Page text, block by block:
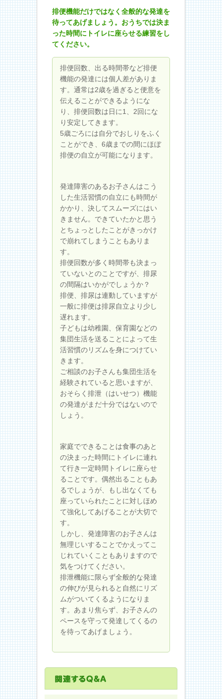
排便機能だけではなく全般的な発達を
待ってあげましょう。おうちでは決ま
った時間にトイレに座らせる練習をし
てください。
排便回数、出る時間帯など排便
機能の発達には個人差がありま
す。通常は2歳を過ぎると便意を
伝えることができるようにな
り、排便回数は日に1、2回にな
り安定してきます。
5歳ごろには自分でおしりをふく
ことができ、6歳までの間にほぼ
排便の自立が可能になります。
発達障害のあるお子さんはこう
した生活習慣の自立にも時間が
かかり、決してスムーズにはい
きません。できていたかと思う
とちょっとしたことがきっかけ
で崩れてしまうこともありま
す。
排便回数が多く時間帯も決まっ
ていないとのことですが、排尿
の間隔はいかがでしょうか？
排便、排尿は連動していますが
一般に排便は排尿自立より少し
遅れます。
子どもは幼稚園、保育園などの
集団生活を送ることによって生
活習慣のリズムを身につけてい
きます。
ご相談のお子さんも集団生活を
経験されていると思いますが、
おそらく排泄（はいせつ）機能
の発達がまだ十分ではないので
しょう。
家庭でできることは食事のあと
の決まった時間にトイレに連れ
て行き一定時間トイレに座らせ
ることです。偶然出ることもあ
るでしょうが、もし出なくても
座っていられたことに対しほめ
て強化してあげることが大切で
す。
しかし、発達障害のお子さんは
無理じいすることでかえってこ
じれていくこともありますので
気をつけてください。
排泄機能に限らず全般的な発達
の伸びが見られると自然にリズ
ムがついてくるようになりま
す。あまり焦らず、お子さんの
ペースを守って発達してくるの
を待ってあげましょう。